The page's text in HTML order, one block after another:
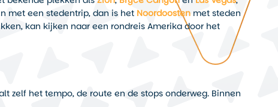
met een stedentrip, dan is het Noordoosten met steden
kan kijken naar een rondreis Amerika door het
zelf het tempo, de route en de stops onderweg. Binnen